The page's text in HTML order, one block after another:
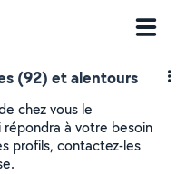
(92) et alentours
chez vous le
à votre besoin
profils, contactez-les